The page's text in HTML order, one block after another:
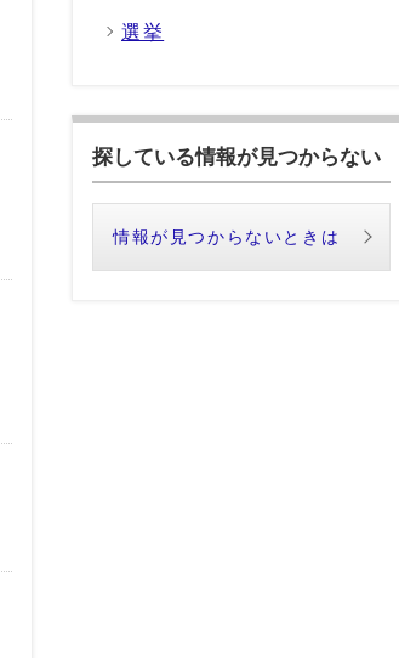
選挙
探している情報が見つからない
情報が見つからないときは